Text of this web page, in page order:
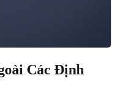
Các Định